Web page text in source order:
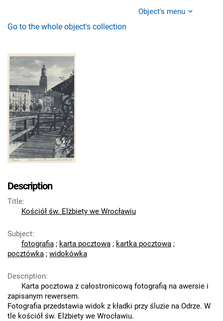
Object's menu
Go to the whole object's collection
Description
Title:
Kościół św. Elżbiety we Wrocławiu
Subject:
fotografia ; karta pocztowa ; kartka pocztowa ;
pocztówka ; widokówka
Description:
Karta pocztowa z całostronicową fotografią na awersie i
zapisanym rewersem.
Fotografia przedstawia widok z kładki przy śluzie na Odrze. W
tle kościół św. Elżbiety we Wrocławiu.